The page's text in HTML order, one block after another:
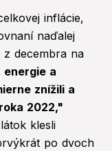
inflácie,
naďalej
z decembra na
energie a
znížili a
2022,"
klesli
po dvoch